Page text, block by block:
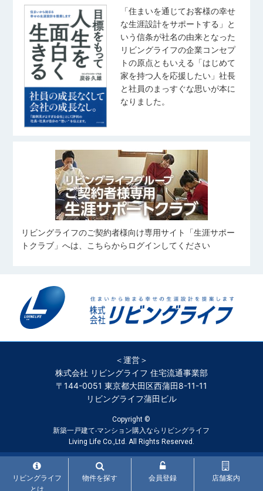
「住まいを通じてお客様の幸せ
な生涯設計をサポートする」と
いう信条が社名の由来となった
リビングライフの企業コンセプ
トの原点ともいえる「はじめて
家を持つ人を応援したい」社長
と社員のまっすぐな思いが本に
なりました。
リビングライフのご契約者様向け専用サイト「生涯サポー
トクラブ」へは、こちらからログインしてください
＜運営＞
株式会社 リビングライフ 住宅流通事業部
〒144-0051 東京都大田区西蒲田8-11-11
リビングライフ蒲田ビル
Copyright ©
新築一戸建て‧マンション購入ならリビングライフ
Living Life Co.,Ltd. All Rights Reserved.
リビングライフ
とは
物件を探す 会員登録 店舗案内